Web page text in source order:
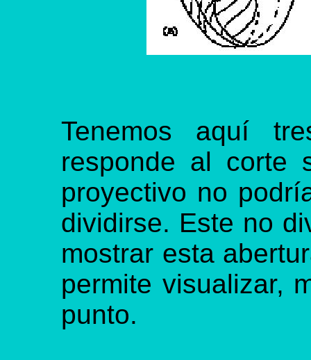
Tenemos aquí
responde al corte
proyectivo no
dividirse. Este no
mostrar esta
permite visualizar,
punto.